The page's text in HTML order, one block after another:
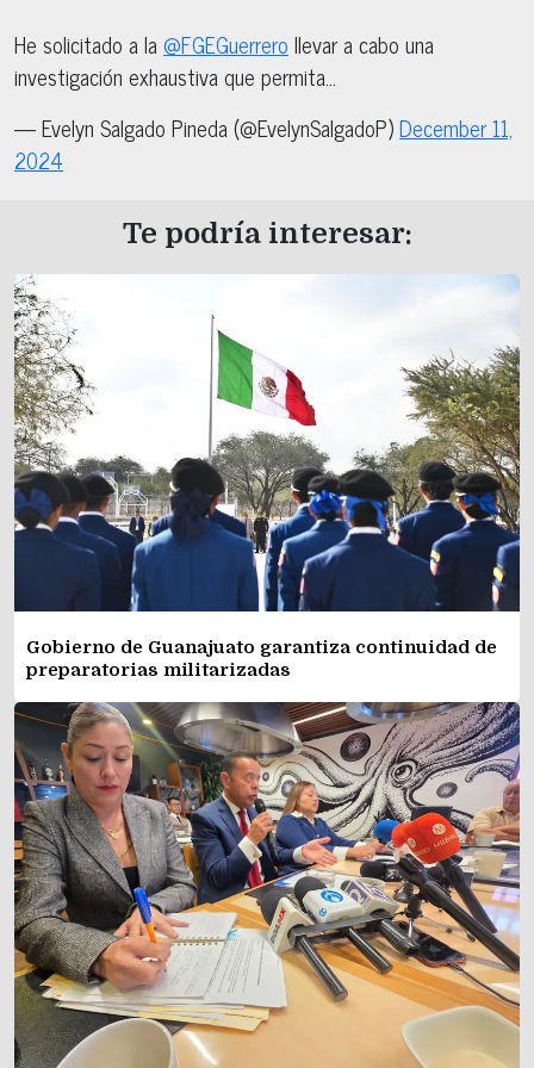
He solicitado a la@FGEGuerrero llevar a cabo una
investigación exhaustiva que permita…
— Evelyn Salgado Pineda (@EvelynSalgadoP)December 11,
2024
Te podría interesar:
Gobierno de Guanajuato garantiza continuidad de
preparatorias militarizadas